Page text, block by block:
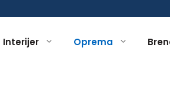
Interijer Oprema